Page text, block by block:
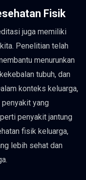
Fisik
juga memiliki
Penelitian telah
menurunkan
tubuh, dan
konteks keluarga,
yang
penyakit jantung
fisik keluarga,
lebih sehat dan